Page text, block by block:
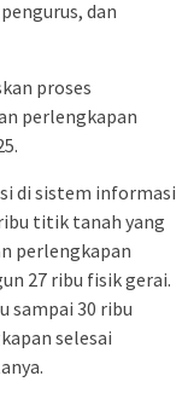
dan
proses
perlengkapan
di sistem informasi
titik tanah yang
perlengkapan
27 ribu fisik gerai.
sampai 30 ribu
selesai